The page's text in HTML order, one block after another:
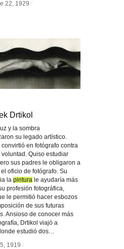
22, 1929 /
22, 1929 /
Drtikol
y la sombra
su legado artístico.
convirtió en fotógrafo contra
voluntad. Quiso estudiar
sus padres le obligaron a
oficio de fotógrafo. Su
la pintura le ayudaría más
profesión fotográfica,
le permitió hacer esbozos
de sus futuras
Ansioso de conocer más
Drtikol viajó a
estudió dos…
1919 /
Drtikol
pintura
1919 /